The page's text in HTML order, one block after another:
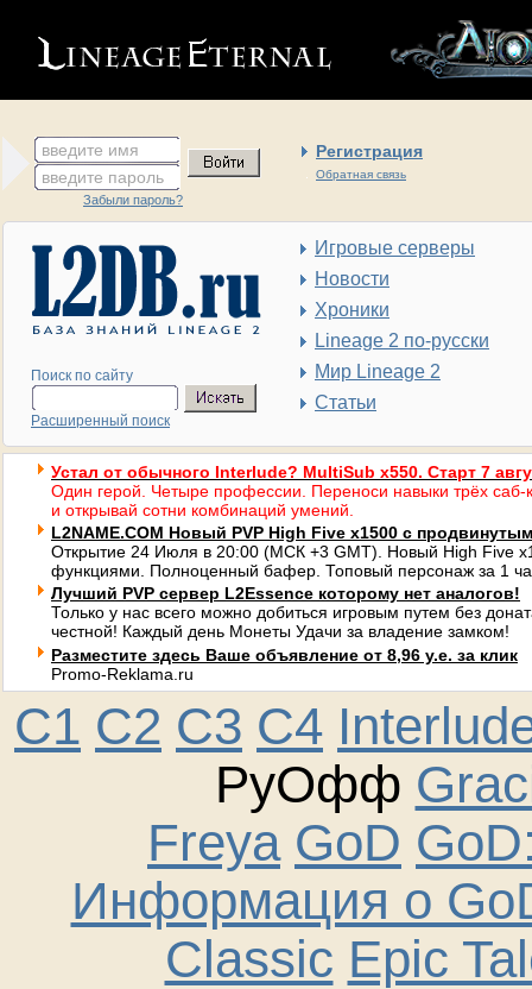
введите имя Регистрация
Обратная связь
введите пароль
Забыли пароль?
Поиск по сайту
Расширенный поиск
Игровые серверы
Новости
Хроники
Lineage 2 по-русски
Мир Lineage 2
Статьи
Устал от обычного Interlude? MultiSub x550. Старт 7
Один герой. Четыре профессии. Переноси навыки трёх саб-
и открывай сотни комбинаций умений.
L2NAME.COM Новый PVP High Five x1500 с
Открытие 24 Июля в 20:00 (МСК +3 GMT). Новый High Five
функциями. Полноценный бафер. Топовый персонаж за 1
Лучший PVP сервер L2Essence которому нет аналогов!
Только у нас всего можно добиться игровым путем без
честной! Каждый день Монеты Удачи за владение замком!
Разместите здесь Ваше объявление от 8,96 у.е. за клик
Promo-Reklama.ru
C1 C2 C3 C4
РуОфф
Freya GoD
Информация о
Classic Epic